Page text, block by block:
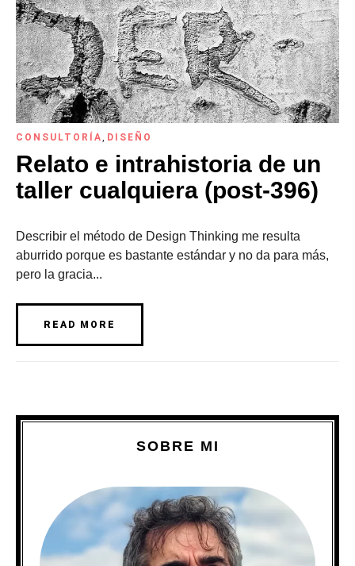
CONSULTORÍA DISEÑO
Relato e intrahistoria de un
taller cualquiera (post-396)
Describir el método de Design Thinking me resulta
aburrido porque es bastante estándar y no da para más,
pero la gracia...
READ MORE
SOBRE MI